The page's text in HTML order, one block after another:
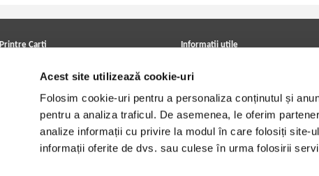
Acest site utilizează cookie-uri
Folosim cookie-uri pentru a personaliza conținutul și
pentru a analiza traficul. De asemenea, le oferim
analize informații cu privire la modul în care folosiți site-
informații oferite de dvs. sau culese în urma folosirii
Printre Carti
Cele mai căutate cărți
Blog Printre Carti
Cărţi sub 5 lei
Cărţi sub 8 lei
Informatii utile
Achizitii viniluri, casete, CD/DVD
Cum cumpar?
Politica de livrare
Retur comenzi
Angajari - Cariere